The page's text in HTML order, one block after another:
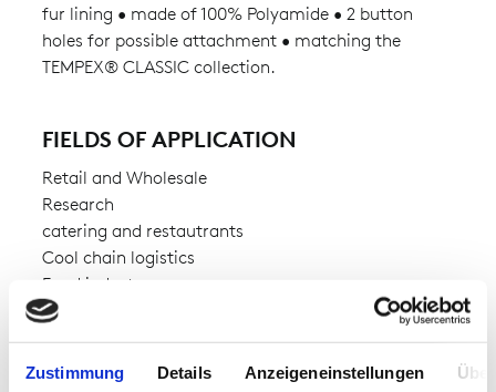
Zustimmung Details Anzeigeneinstellungen
fur lining • made of 100% Polyamide • 2 button
holes for possible attachment • matching the
TEMPEX® CLASSIC collection.
FIELDS OF APPLICATION
Retail and Wholesale
Research
catering and restautrants
Cool chain logistics
Food industry
Logisctics centres
Pharmaceutical industry